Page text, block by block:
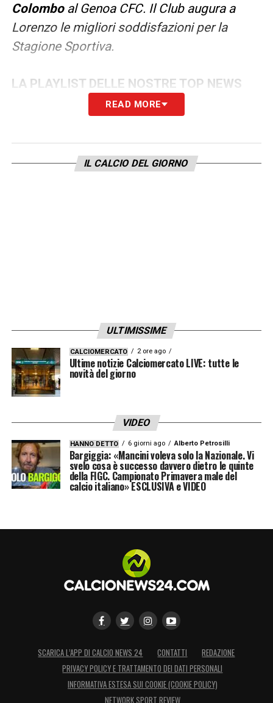
Colomboal Genoa CFC. Il Club augura a
Lorenzo le migliori soddisfazioni per la
Stagione Sportiva.
LA PLAYLIST DELLE NOSTRE TOP NEWS
READ MORE
IL CALCIO DEL GIORNO
ULTIMISSIME
CALCIOMERCATO 2 ore ago
Ultime notizie Calciomercato LIVE: tutte le
novità del giorno
VIDEO
HANNO DETTO 6 giorni ago Alberto Petrosilli
Bargiggia: «Mancini voleva solo la Nazionale. Vi
svelo cosa è successo davvero dietro le quinte
della FIGC. Campionato Primavera male del
calcio italiano» ESCLUSIVA e VIDEO
SCARICA L’APP DI CALCIO NEWS 24 CONTATTI
REDAZIONE
PRIVACY POLICY E TRATTAMENTO DEI DATI PERSONALI
INFORMATIVA ESTESA SUI COOKIE (COOKIE POLICY)
NETWORK SPORT REVIEW